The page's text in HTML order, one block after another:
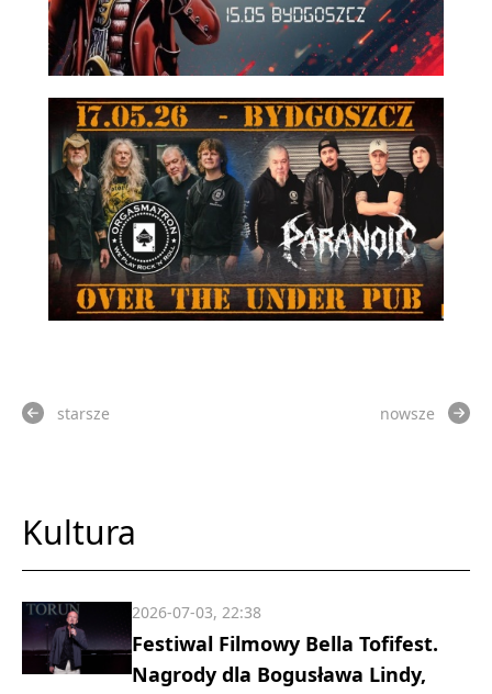
starsze nowsze
Kultura
Festiwal Filmowy Bella Tofifest.
Nagrody dla Bogusława Lindy,
2026-07-03, 22:38